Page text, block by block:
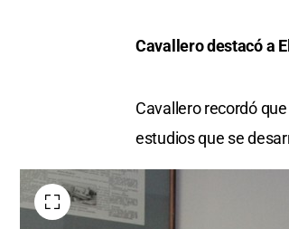
Cavallero destacó a
Cavallero recordó
estudios que se